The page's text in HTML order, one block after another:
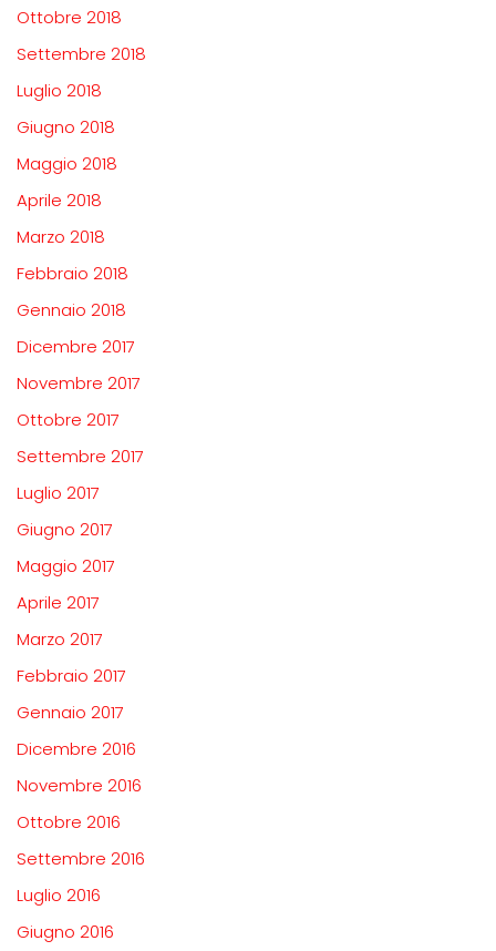
Ottobre 2018
Settembre 2018
Luglio 2018
Giugno 2018
Maggio 2018
Aprile 2018
Marzo 2018
Febbraio 2018
Gennaio 2018
Dicembre 2017
Novembre 2017
Ottobre 2017
Settembre 2017
Luglio 2017
Giugno 2017
Maggio 2017
Aprile 2017
Marzo 2017
Febbraio 2017
Gennaio 2017
Dicembre 2016
Novembre 2016
Ottobre 2016
Settembre 2016
Luglio 2016
Giugno 2016